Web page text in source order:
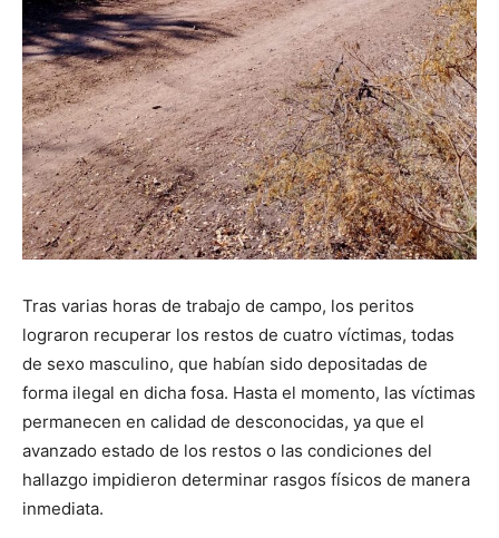
Tras varias horas de trabajo de campo, los peritos
lograron recuperar los restos de cuatro víctimas, todas
de sexo masculino, que habían sido depositadas de
forma ilegal en dicha fosa. Hasta el momento, las víctimas
permanecen en calidad de desconocidas, ya que el
avanzado estado de los restos o las condiciones del
hallazgo impidieron determinar rasgos físicos de manera
inmediata.